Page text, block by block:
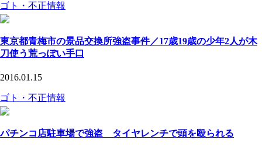
ゴト・不正情報
東京都青梅市の景品交換所強盗事件／17歳19歳の少年2人が木
刀使う荒っぽい手口
2016.01.15
ゴト・不正情報
パチンコ店駐車場で強盗 タイヤレンチで頭を殴られる